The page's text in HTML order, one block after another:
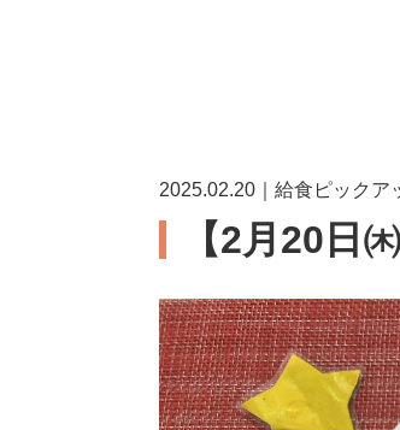
2025.02.20｜給食ピックア
【2月20日